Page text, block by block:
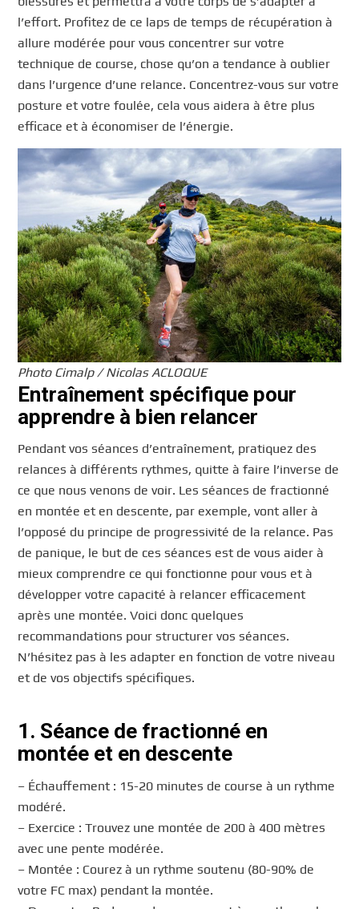
l’effort. Profitez de ce laps de temps de récupération à
allure modérée pour vous concentrer sur votre
technique de course, chose qu’on a tendance à oublier
dans l’urgence d’une relance. Concentrez-vous sur votre
posture et votre foulée, cela vous aidera à être plus
efficace et à économiser de l’énergie.
Photo Cimalp / Nicolas ACLOQUE
Entraînement spécifique pour
apprendre à bien relancer
Pendant vos séances d’entraînement, pratiquez des
relances à différents rythmes, quitte à faire l’inverse de
ce que nous venons de voir. Les séances de fractionné
en montée et en descente, par exemple, vont aller à
l’opposé du principe de progressivité de la relance. Pas
de panique, le but de ces séances est de vous aider à
mieux comprendre ce qui fonctionne pour vous et à
développer votre capacité à relancer efficacement
après une montée. Voici donc quelques
recommandations pour structurer vos séances.
N’hésitez pas à les adapter en fonction de votre niveau
et de vos objectifs spécifiques.
1. Séance de fractionné en
montée et en descente
– Échauffement : 15-20 minutes de course à un rythme
modéré.
– Exercice : Trouvez une montée de 200 à 400 mètres
avec une pente modérée.
– Montée : Courez à un rythme soutenu (80-90% de
votre FC max) pendant la montée.